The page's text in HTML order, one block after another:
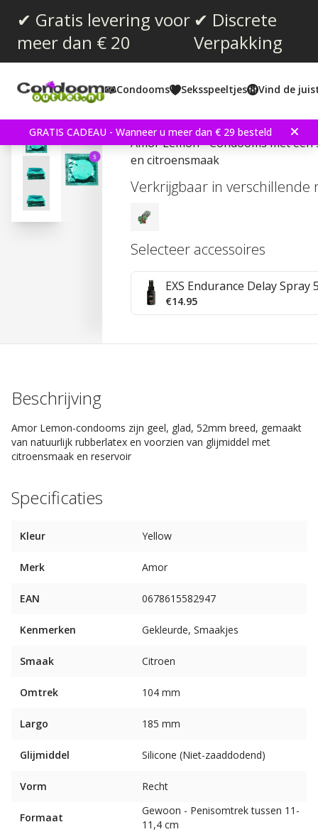
✔ Gratis levering voor
meer dan € 20
✔ Discrete
Verpakking
Condooms Seksspeeltjes Vind de
GRATIS CADEAU - Wanneer u meer dan € 29 besteld
Reviews (2
Amor Lemon 5 stuks
Amor Lemon - Condooms met
en citroensmaak
Verkrijgbaar in verschillende
Selecteer accessoires
EXS Endurance Delay Spray
€14.95
Beschrijving
Amor Lemon-condooms zijn geel, glad, 52mm breed, gemaakt
van natuurlijk rubberlatex en voorzien van glijmiddel met
citroensmaak en reservoir
Specificaties
Kleur Yellow
Merk Amor
EAN 0678615582947
Kenmerken Gekleurde, Smaakjes
Smaak Citroen
Omtrek 104 mm
Largo 185 mm
Glijmiddel Silicone (Niet-zaaddodend)
Vorm Recht
Formaat
Gewoon - Penisomtrek tussen 11-
11,4 cm